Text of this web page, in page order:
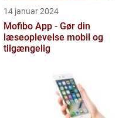
14 januar 2024
Mofibo App - Gør din
læseoplevelse mobil og
tilgængelig